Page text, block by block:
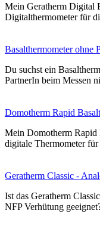
Mein Geratherm Digital
Digitalthermometer für
Basalthermometer ohne
Du suchst ein
PartnerIn beim Messen
Domotherm Rapid
Mein Domotherm Rapid
digitale Thermometer
Geratherm Classic -
Ist das Geratherm
NFP Verhütung